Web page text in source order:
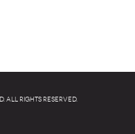
All rights reserved.